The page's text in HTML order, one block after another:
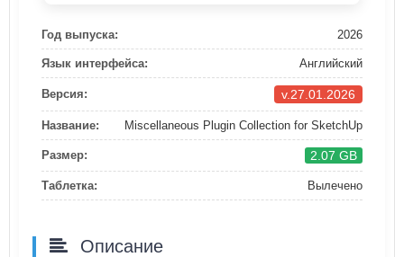
Год выпуска: 2026
Язык интерфейса: Английский
Версия: v.27.01.2026
Название: Miscellaneous Plugin Collection for SketchUp
Размер: 2.07 GB
Таблетка: Вылечено
Описание